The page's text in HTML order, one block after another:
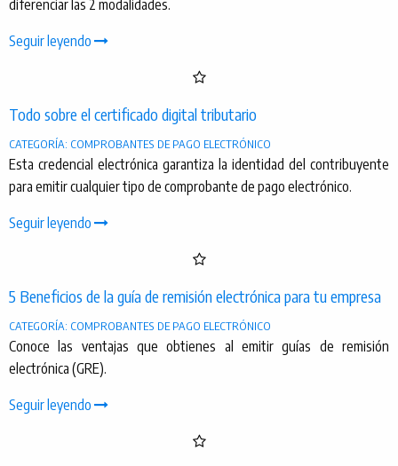
diferenciar las 2 modalidades.
Seguir leyendo
Todo sobre el certificado digital tributario
CATEGORÍA: COMPROBANTES DE PAGO ELECTRÓNICO
Esta credencial electrónica garantiza la identidad del contribuyente
para emitir cualquier tipo de comprobante de pago electrónico.
Seguir leyendo
5 Beneficios de la guía de remisión electrónica para tu empresa
CATEGORÍA: COMPROBANTES DE PAGO ELECTRÓNICO
Conoce las ventajas que obtienes al emitir guías de remisión
electrónica (GRE).
Seguir leyendo